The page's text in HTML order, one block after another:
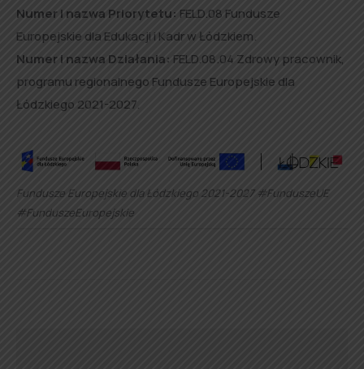
Numer i nazwa Priorytetu: FELD.08 Fundusze
Europejskie dla Edukacji i Kadr w Łódzkiem.
Numer i nazwa Działania: FELD.08.04 Zdrowy pracownik,
programu regionalnego Fundusze Europejskie dla
Łódzkiego 2021-2027.
Fundusze Europejskie dla Łódzkiego 2021-2027 #FunduszeUE
#FunduszeEuropejskie